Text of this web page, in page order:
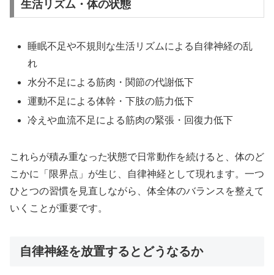
生活リズム・体の状態
睡眠不足や不規則な生活リズムによる自律神経の乱
れ
水分不足による筋肉・関節の代謝低下
運動不足による体幹・下肢の筋力低下
冷えや血流不足による筋肉の緊張・回復力低下
これらが積み重なった状態で日常動作を続けると、体のど
こかに「限界点」が生じ、自律神経として現れます。一つ
ひとつの習慣を見直しながら、体全体のバランスを整えて
いくことが重要です。
自律神経を放置するとどうなるか